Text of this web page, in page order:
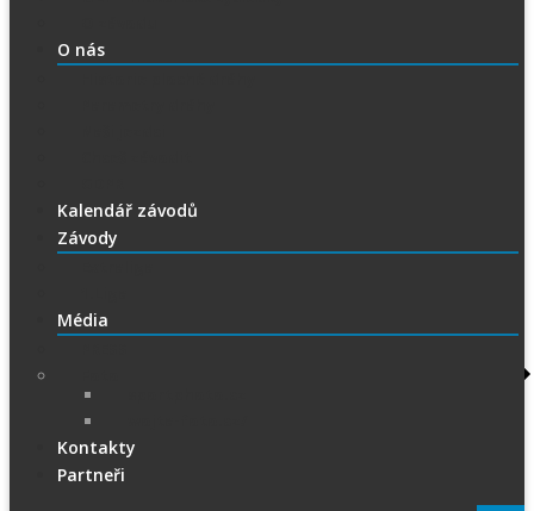
O nás
Kalendář závodů
Závody
Média
Kontakty
Partneři